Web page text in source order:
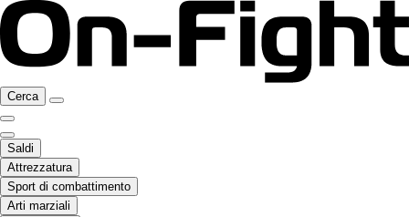
Cerca
Saldi
Attrezzatura
Sport di combattimento
Arti marziali